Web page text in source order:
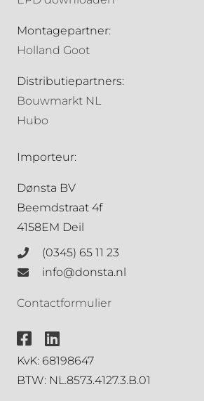
Montagepartner:
Holland Goot
Distributiepartners:
Bouwmarkt NL
Hubo
Importeur:
Dønsta BV
Beemdstraat 4f
4158EM Deil
(0345) 65 11 23
info@donsta.nl
Contactformulier
KvK: 68198647
BTW: NL.8573.4127.3.B.01